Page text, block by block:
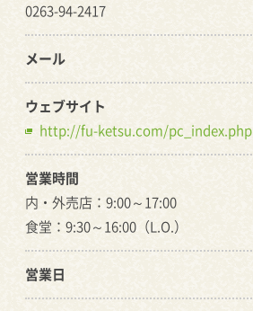
0263-94-2417
メール
ウェブサイト
http://fu-ketsu.com/pc_index.php
営業時間
内・外売店：9:00～17:00
食堂：9:30～16:00（L.O.）
営業日